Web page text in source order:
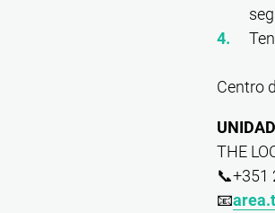
Centro
THE
📞+351
📧